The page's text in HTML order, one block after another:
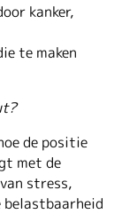
kanker,
te maken
de positie
met de
stress,
belastbaarheid